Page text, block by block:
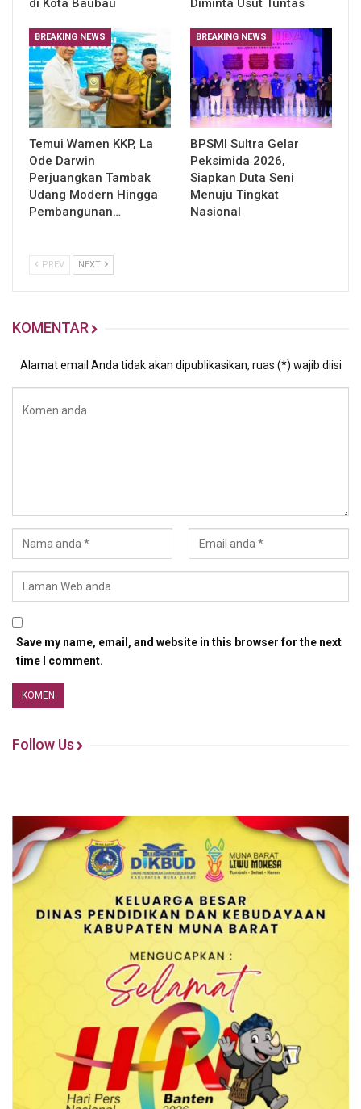
di Kota Baubau Diminta Usut Tuntas
BREAKING NEWS
Temui Wamen KKP, La
Ode Darwin
Perjuangkan Tambak
Udang Modern Hingga
Pembangunan…
BREAKING NEWS
BPSMI Sultra Gelar
Peksimida 2026,
Siapkan Duta Seni
Menuju Tingkat
Nasional
PREV NEXT
KOMENTAR
Alamat email Anda tidak akan dipublikasikan, ruas (*) wajib diisi
Save my name, email, and website in this browser for the next
time I comment.
Follow Us